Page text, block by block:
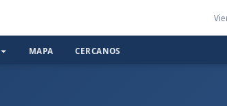
MAPA CERCANOS